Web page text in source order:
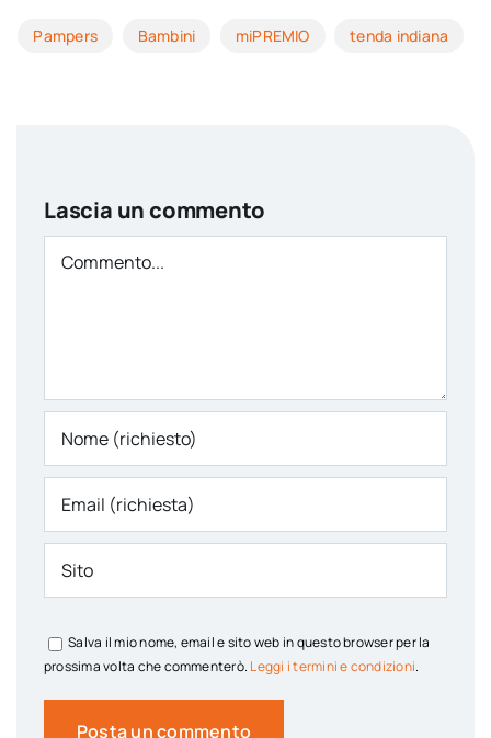
Pampers Bambini miPREMIO tenda indiana
Lascia un commento
Comment
Salva il mio nome, email e sito web in questo browser per la
prossima volta che commenterò. Leggi i termini e condizioni.